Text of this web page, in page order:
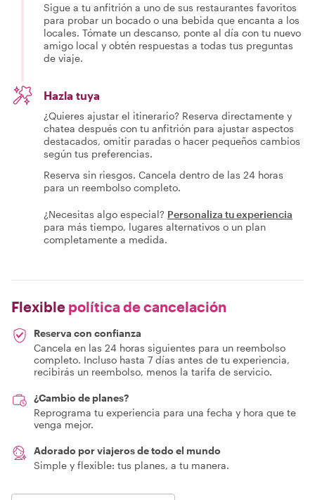
Sigue a tu anfitrión a uno de sus restaurantes favoritos
para probar un bocado o una bebida que encanta a los
locales. Tómate un descanso, ponte al día con tu nuevo
amigo local y obtén respuestas a todas tus preguntas
de viaje.
Hazla tuya
¿Quieres ajustar el itinerario? Reserva directamente y
chatea después con tu anfitrión para ajustar aspectos
destacados, omitir paradas o hacer pequeños cambios
según tus preferencias.
Reserva sin riesgos. Cancela dentro de las 24 horas
para un reembolso completo.
¿Necesitas algo especial? Personaliza tu experiencia
para más tiempo, lugares alternativos o un plan
completamente a medida.
Flexible política de cancelación
Reserva con confianza
Cancela en las 24 horas siguientes para un reembolso
completo. Incluso hasta 7 días antes de tu experiencia,
recibirás un reembolso, menos la tarifa de servicio.
¿Cambio de planes?
Reprograma tu experiencia para una fecha y hora que te
venga mejor.
Adorado por viajeros de todo el mundo
Simple y flexible: tus planes, a tu manera.